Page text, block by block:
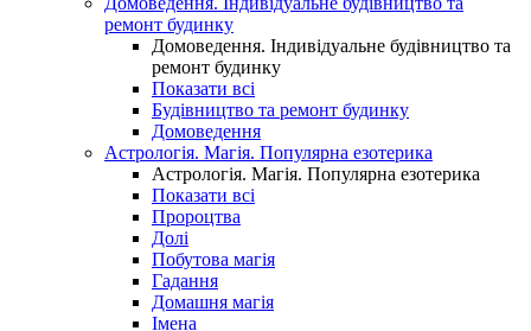
ремонт будинку
Домоведення. Індивідуальне будівництво та
ремонт будинку
Показати всі
Будівництво та ремонт будинку
Домоведення
Астрологія. Магія. Популярна езотерика
Астрологія. Магія. Популярна езотерика
Показати всі
Пророцтва
Долі
Побутова магія
Гадання
Домашня магія
Імена